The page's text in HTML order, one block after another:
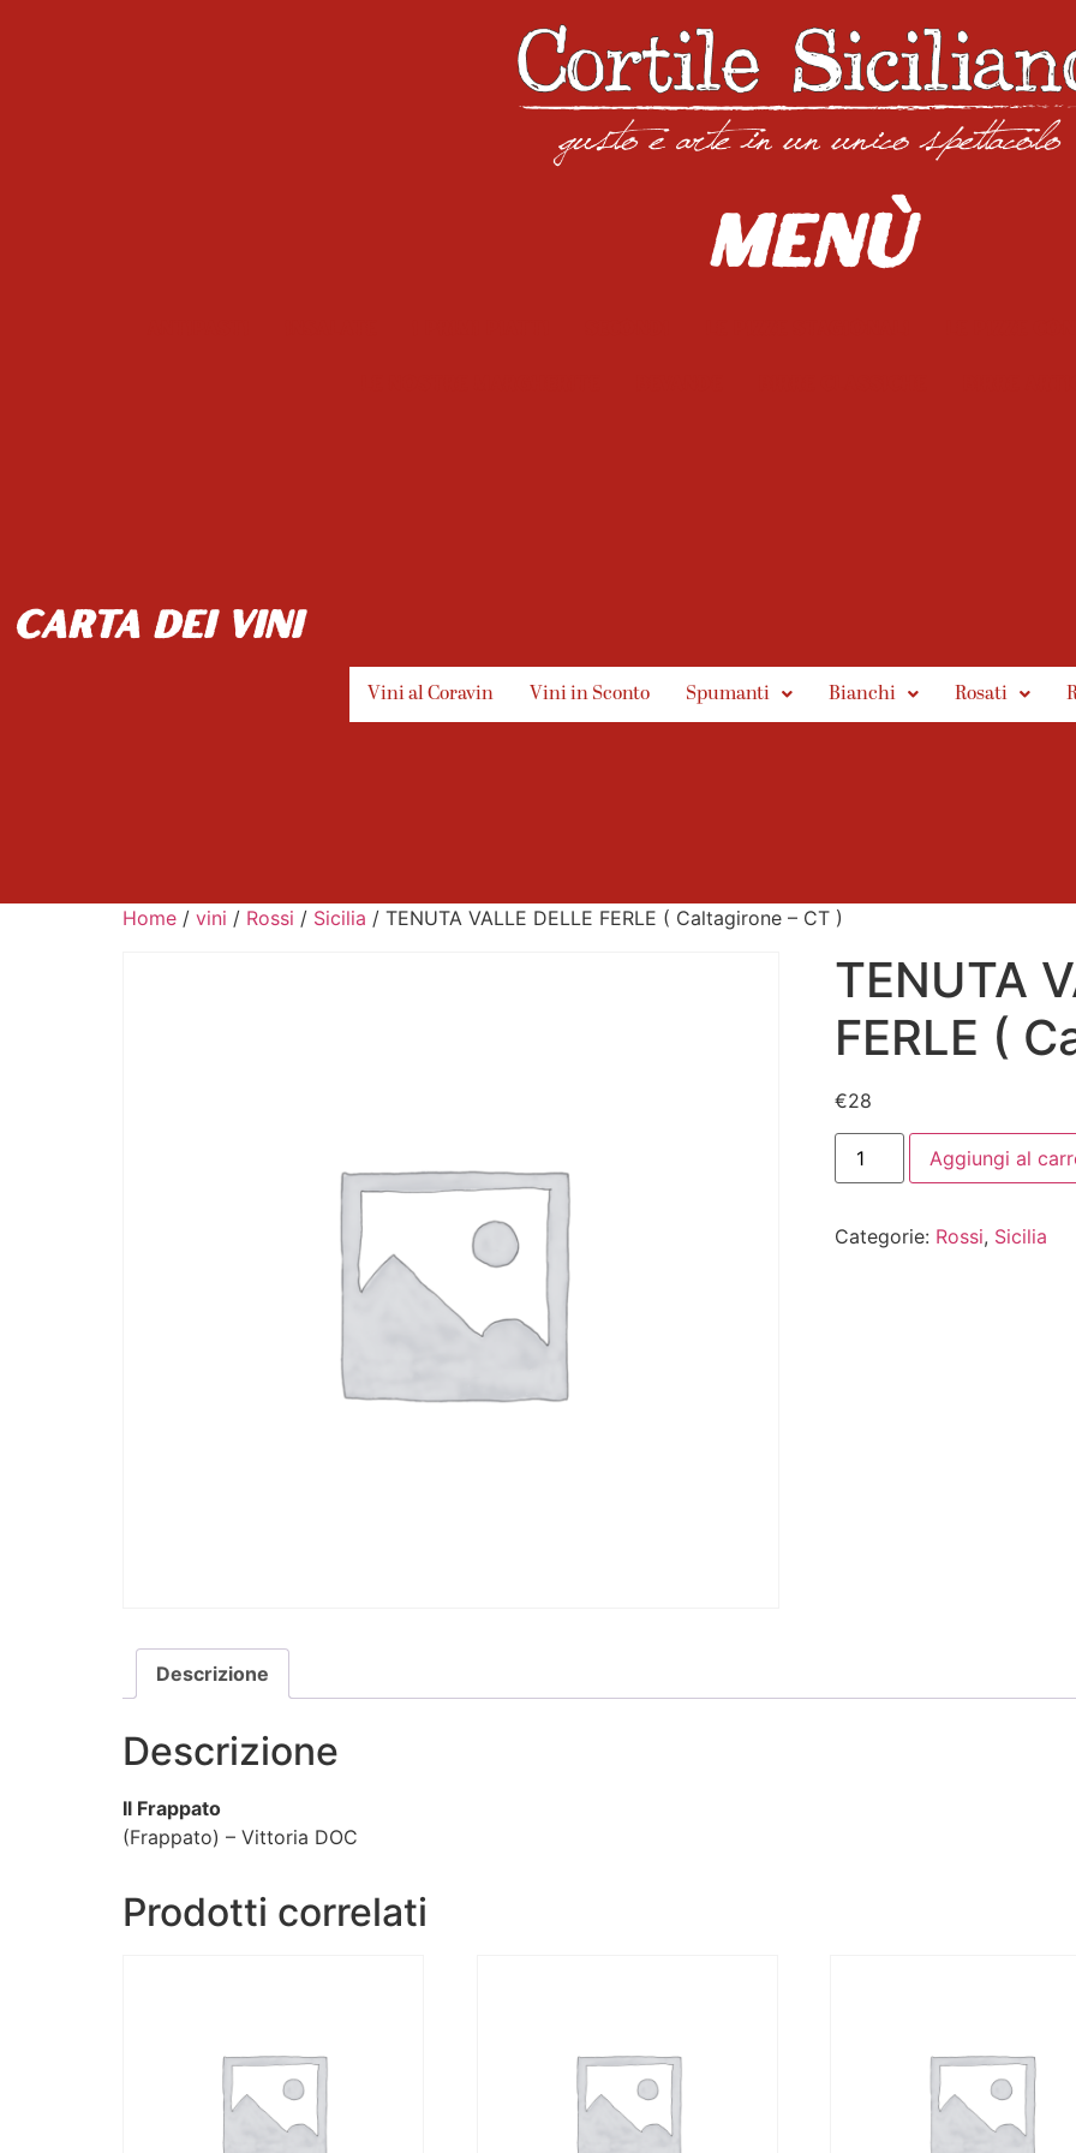
Menù
carta dei vini
Vini al Coravin Vini in Sconto Spumanti Bianchi Rosati
Home / vini / Rossi / Sicilia / TENUTA VALLE DELLE FERLE ( Caltagirone – CT )
TENUTA
FERLE (
€28
Aggiungi al
Categorie: Rossi, Sicilia
Descrizione
Descrizione
Il Frappato
(Frappato) – Vittoria DOC
Prodotti correlati